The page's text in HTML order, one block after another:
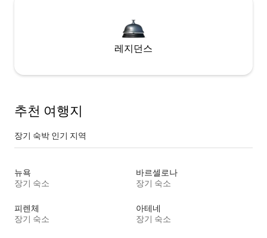
레지던스
추천 여행지
장기 숙박 인기 지역
뉴욕
장기 숙소
바르셀로나
장기 숙소
피렌체
장기 숙소
아테네
장기 숙소